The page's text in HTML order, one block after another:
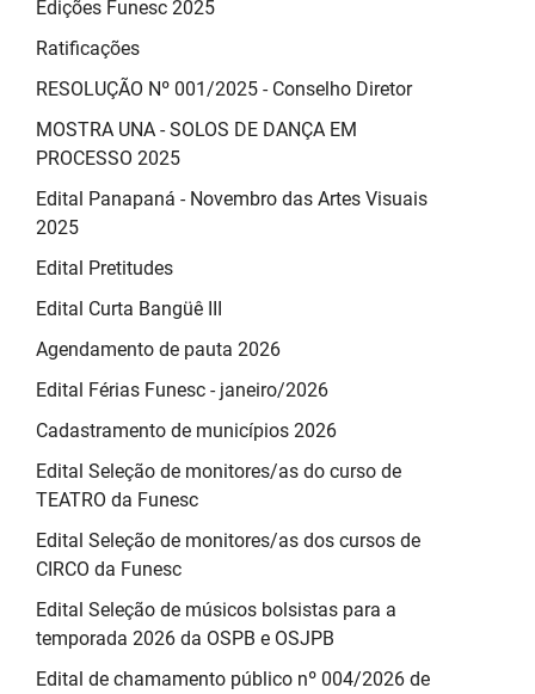
Edições Funesc 2025
Ratificações
RESOLUÇÃO Nº 001/2025 - Conselho Diretor
MOSTRA UNA - SOLOS DE DANÇA EM
PROCESSO 2025
Edital Panapaná - Novembro das Artes Visuais
2025
Edital Pretitudes
Edital Curta Bangüê III
Agendamento de pauta 2026
Edital Férias Funesc - janeiro/2026
Cadastramento de municípios 2026
Edital Seleção de monitores/as do curso de
TEATRO da Funesc
Edital Seleção de monitores/as dos cursos de
CIRCO da Funesc
Edital Seleção de músicos bolsistas para a
temporada 2026 da OSPB e OSJPB
Edital de chamamento público nº 004/2026 de